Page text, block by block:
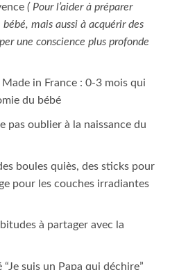
( Pour l’aider à préparer
mais aussi à acquérir des
une conscience plus profonde
in France : 0-3 mois qui
du bébé
pas oublier à la naissance du
boules quiès, des sticks pour
pour les couches irradiantes
à partager avec la
suis un Papa qui déchire”